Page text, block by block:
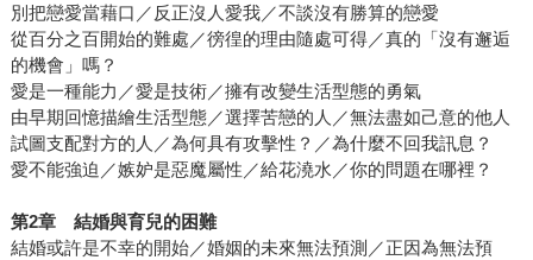
別把戀愛當藉口／反正沒人愛我／不談沒有勝算的戀愛
從百分之百開始的難處／徬徨的理由隨處可得／真的「沒有邂逅
的機會」嗎？
愛是一種能力／愛是技術／擁有改變生活型態的勇氣
由早期回憶描繪生活型態／選擇苦戀的人／無法盡如己意的他人
試圖支配對方的人／為何具有攻擊性？／為什麼不回我訊息？
愛不能強迫／嫉妒是惡魔屬性／給花澆水／你的問題在哪裡？
第2章 結婚與育兒的困難
結婚或許是不幸的開始／婚姻的未來無法預測／正因為無法預